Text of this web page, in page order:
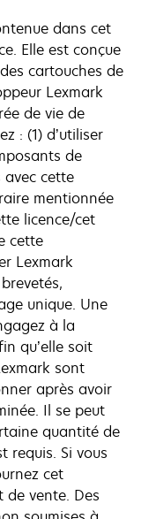
dans cet
Elle est conçue
cartouches de
Lexmark
de vie de
: (1) d’utiliser
de
avec cette
mentionnée
licence/cet
cette
Lexmark
unique. Une
à la
qu’elle soit
sont
après avoir
Il se peut
quantité de
requis. Si vous
cet
vente. Des